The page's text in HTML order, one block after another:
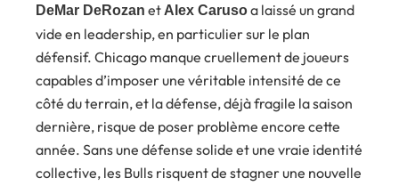
DeMar DeRozan etAlex Carusoa laissé un grand
vide en leadership, en particulier sur le plan
défensif. Chicago manque cruellement de joueurs
capables d’imposer une véritable intensité de ce
côté du terrain, et la défense, déjà fragile la saison
dernière, risque de poser problème encore cette
année. Sans une défense solide et une vraie identité
collective, les Bulls risquent de stagner une nouvelle